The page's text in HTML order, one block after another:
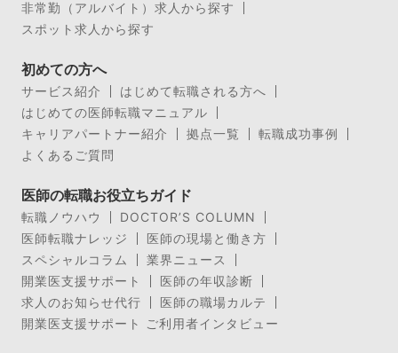
非常勤（アルバイト）求人から探す
スポット求人から探す
初めての方へ
サービス紹介
はじめて転職される方へ
はじめての医師転職マニュアル
キャリアパートナー紹介
拠点一覧
転職成功事例
よくあるご質問
医師の転職お役立ちガイド
転職ノウハウ
DOCTOR’S COLUMN
医師転職ナレッジ
医師の現場と働き方
スペシャルコラム
業界ニュース
開業医支援サポート
医師の年収診断
求人のお知らせ代行
医師の職場カルテ
開業医支援サポート ご利用者インタビュー